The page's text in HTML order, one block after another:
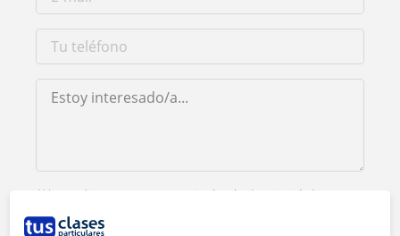
Al hacer clic, aceptas nuestro aviso legal y de privacidad